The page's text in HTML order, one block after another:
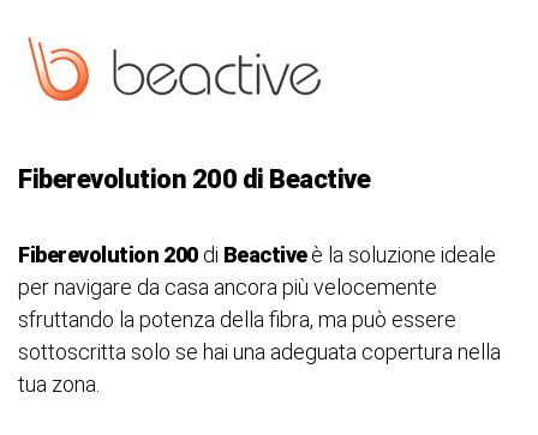
Fiberevolution 200 di Beactive
Fiberevolution 200di Beactiveè la soluzione ideale
per navigare da casa ancora più velocemente
sfruttando la potenza della fibra, ma può essere
sottoscritta solo se hai una adeguata copertura nella
tua zona.